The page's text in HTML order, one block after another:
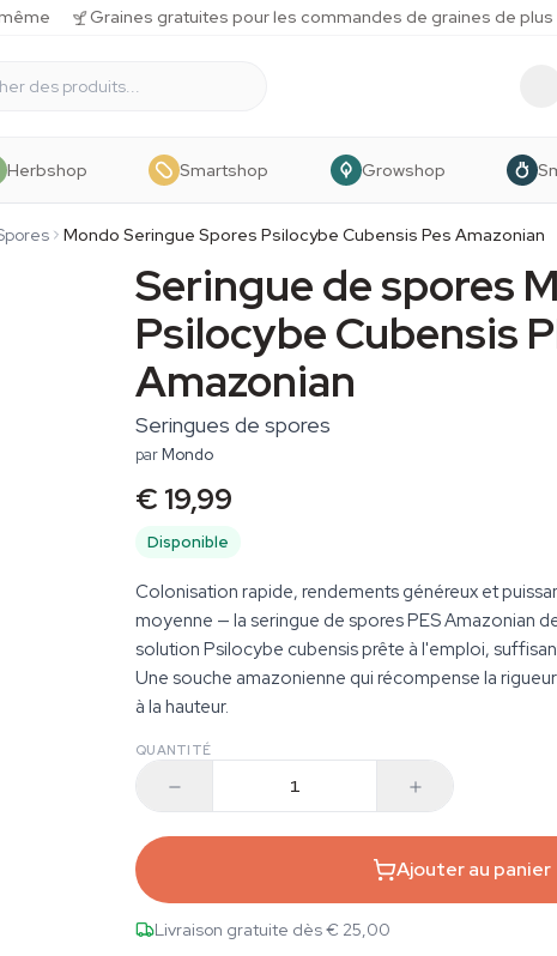
Graines gratuites pour les commandes de graines de
Herbshop Smartshop Growshop
Mondo Seringue Spores Psilocybe Cubensis Pes Amazonian
Seringue de spores
Psilocybe Cubensis
Amazonian
Seringues de spores
parMondo
€ 19,99
Disponible
Colonisation rapide, rendements généreux et
moyenne — la seringue de spores PES Amazonian
solution Psilocybe cubensis prête à l'emploi,
Une souche amazonienne qui récompense la
à la hauteur.
QUANTITÉ
Ajouter au panier
Livraison gratuite dès € 25,00